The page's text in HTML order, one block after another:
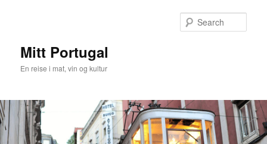
Mitt Portugal
En reise i mat, vin og kultur